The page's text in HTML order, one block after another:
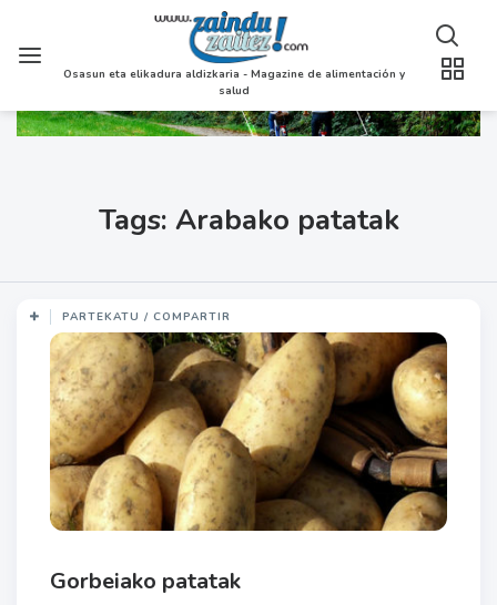
Osasun eta elikadura aldizkaria - Magazine de alimentación y
salud
Tags: Arabako patatak
PARTEKATU / COMPARTIR
Gorbeiako patatak